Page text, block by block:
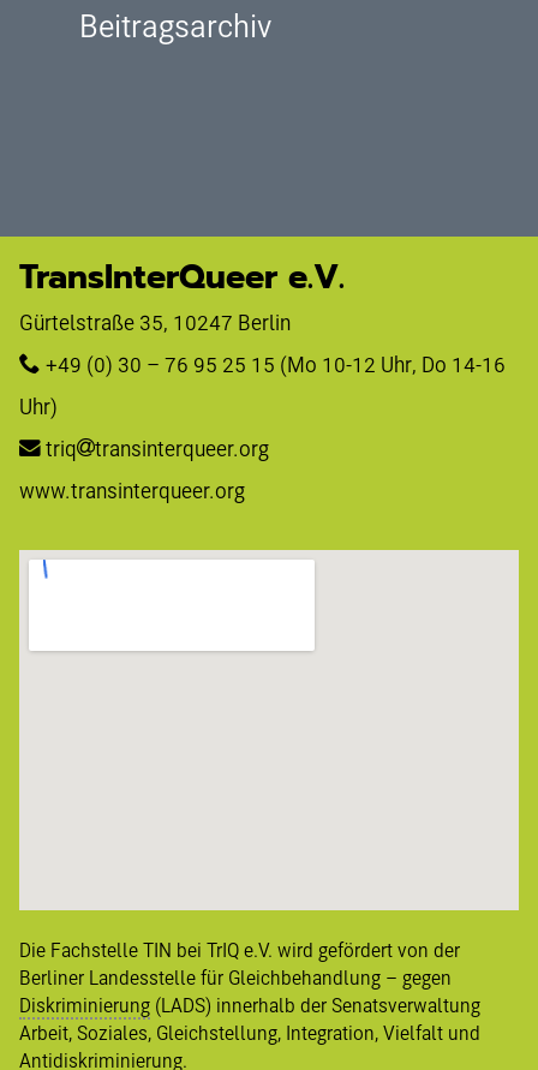
Beitragsarchiv
TransInterQueer e.V.
Gürtelstraße 35, 10247 Berlin
+49 (0) 30 – 76 95 25 15 (Mo 10-12 Uhr, Do 14-16
Uhr)
triq
transinterqueer.org
www.transinterqueer.org
Die Fachstelle TIN bei TrIQ e.V. wird gefördert von der
Berliner Landesstelle für Gleichbehandlung – gegen
Diskriminierung (LADS) innerhalb der Senatsverwaltung
Arbeit, Soziales, Gleichstellung, Integration, Vielfalt und
Antidiskriminierung.